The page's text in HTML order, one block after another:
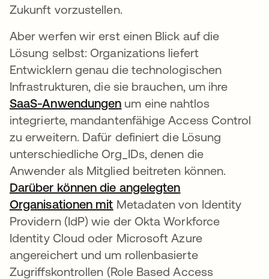
Zukunft vorzustellen.
Aber werfen wir erst einen Blick auf die
Lösung selbst: Organizations liefert
Entwicklern genau die technologischen
Infrastrukturen, die sie brauchen, um ihre
SaaS-Anwendungen wird in einer neuen
um eine nahtlos
integrierte, mandantenfähige Access Control
zu erweitern. Dafür definiert die Lösung
unterschiedliche Org_IDs, denen die
Anwender als Mitglied beitreten können.
Darüber können die angelegten
Organisationen mit wird in einer neuen
Metadaten von Identity
Providern (IdP) wie der Okta Workforce
Identity Cloud oder Microsoft Azure
angereichert und um rollenbasierte
Zugriffskontrollen (Role Based Access